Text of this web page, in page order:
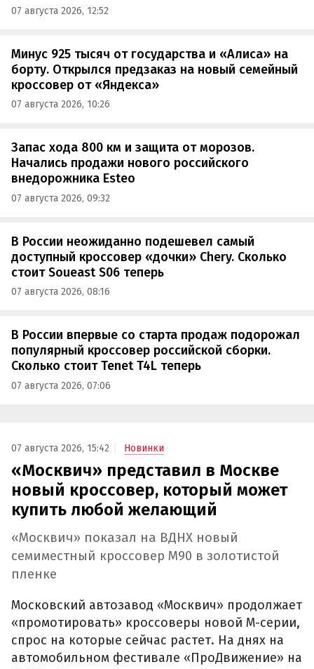
07 августа 2026, 12:52
Минус 925 тысяч от государства и «Алиса» на
борту. Открылся предзаказ на новый семейный
кроссовер от «Яндекса»
07 августа 2026, 10:26
Запас хода 800 км и защита от морозов.
Начались продажи нового российского
внедорожника Esteo
07 августа 2026, 09:32
В России неожиданно подешевел самый
доступный кроссовер «дочки» Chery. Сколько
стоит Soueast S06 теперь
07 августа 2026, 08:16
В России впервые со старта продаж подорожал
популярный кроссовер российской сборки.
Сколько стоит Tenet T4L теперь
07 августа 2026, 07:06
07 августа 2026, 15:42 Новинки
«Москвич» представил в Москве
новый кроссовер, который может
купить любой желающий
«Москвич» показал на ВДНХ новый
семиместный кроссовер М90 в золотистой
пленке
Московский автозавод «Москвич» продолжает
«промотировать» кроссоверы новой М-серии,
спрос на которые сейчас растет. На днях на
автомобильном фестивале «ПроДвижение» на